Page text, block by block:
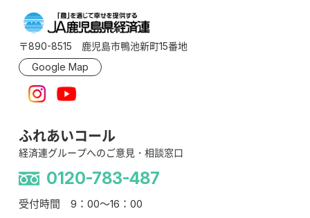
〒890-8515 鹿児島市鴨池新町15番地
Google Map
ふれあいコール
経済連グループへのご意見・相談窓口
0120-783-487
受付時間 9：00～16：00